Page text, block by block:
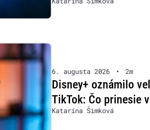
6. augusta 2026 • 2m
Disney+ oznámilo
TikTok: Čo prinesie
Katarína Šimková